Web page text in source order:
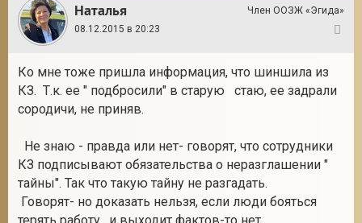
Наталья
Член ООЗЖ «Эгида»
08.12.2015 в 20:23
Ко мне тоже пришла информация, что шиншила из
КЗ. Т.к. ее " подбросили" в старую стаю, ее задрали
сородичи, не приняв.
Не знаю - правда или нет- говорят, что сотрудники
КЗ подписывают обязательства о неразглашении "
тайны". Так что такую тайну не разгадать.
Говорят- но доказать нельзя, если люди бояться